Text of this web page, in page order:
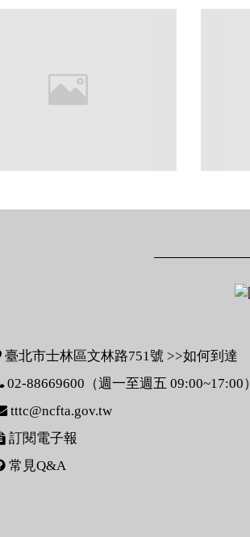
臺北市士林區文林路751號 >>如何到達
02-88669600（週一至週五 09:00~17:00）
tttc@ncfta.gov.tw
訂閱電子報
常見Q&A